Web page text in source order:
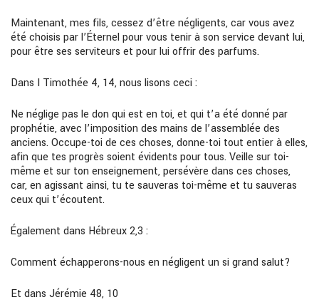
Maintenant, mes fils, cessez d’être négligents, car vous avez
été choisis par l’Éternel pour vous tenir à son service devant lui,
pour être ses serviteurs et pour lui offrir des parfums.
Dans I Timothée 4, 14, nous lisons ceci :
Ne néglige pas le don qui est en toi, et qui t’a été donné par
prophétie, avec l’imposition des mains de l’assemblée des
anciens. Occupe-toi de ces choses, donne-toi tout entier à elles,
afin que tes progrès soient évidents pour tous. Veille sur toi-
même et sur ton enseignement, persévère dans ces choses,
car, en agissant ainsi, tu te sauveras toi-même et tu sauveras
ceux qui t’écoutent.
Également dans Hébreux 2,3 :
Comment échapperons-nous en négligent un si grand salut?
Et dans Jérémie 48, 10